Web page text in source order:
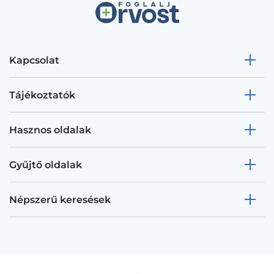
Kapcsolat
Tájékoztatók
Hasznos oldalak
Gyűjtő oldalak
Népszerű keresések